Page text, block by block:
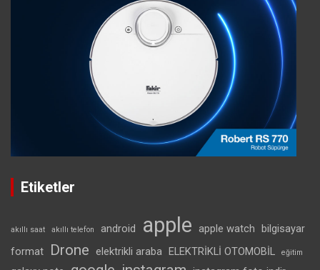
Etiketler
akıllı saat akıllı telefon android apple apple watch bilgisayar
format
Drone elektrikli araba ELEKTRİKLİ OTOMOBİL eğitim